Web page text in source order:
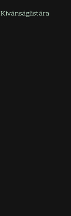
Kívánságlistára